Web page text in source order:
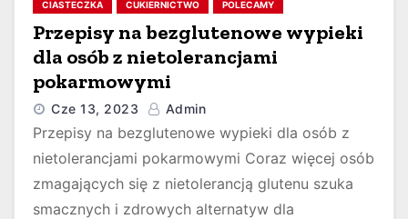
CIASTECZKA CUKIERNICTWO POLECAMY
Przepisy na bezglutenowe wypieki
dla osób z nietolerancjami
pokarmowymi
Cze 13, 2023 Admin
Przepisy na bezglutenowe wypieki dla osób z
nietolerancjami pokarmowymi Coraz więcej osób
zmagających się z nietolerancją glutenu szuka
smacznych i zdrowych alternatyw dla